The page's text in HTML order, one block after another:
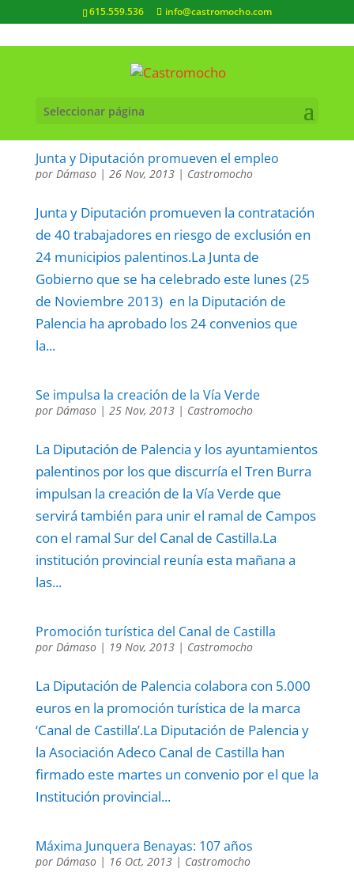
615.559.536 info@castromocho.com
Seleccionar página
Junta y Diputación promueven el empleo
por Dámaso| 26 Nov, 2013| Castromocho
Junta y Diputación promueven la contratación
de 40 trabajadores en riesgo de exclusión en
24 municipios palentinos.La Junta de
Gobierno que se ha celebrado este lunes (25
de Noviembre 2013) en la Diputación de
Palencia ha aprobado los 24 convenios que
la...
Se impulsa la creación de la Vía Verde
por Dámaso| 25 Nov, 2013| Castromocho
La Diputación de Palencia y los ayuntamientos
palentinos por los que discurría el Tren Burra
impulsan la creación de la Vía Verde que
servirá también para unir el ramal de Campos
con el ramal Sur del Canal de Castilla.La
institución provincial reunía esta mañana a
las...
Promoción turística del Canal de Castilla
por Dámaso| 19 Nov, 2013| Castromocho
La Diputación de Palencia colabora con 5.000
euros en la promoción turística de la marca
‘Canal de Castilla’.La Diputación de Palencia y
la Asociación Adeco Canal de Castilla han
firmado este martes un convenio por el que la
Institución provincial...
Máxima Junquera Benayas: 107 años
por Dámaso| 16 Oct, 2013| Castromocho